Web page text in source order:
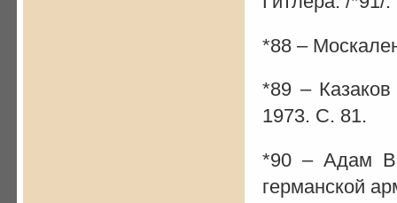
*88 –
*89 –
1973. С. 81.
*90 – Адам В.
германской